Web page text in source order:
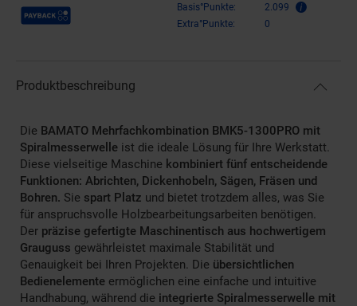
Payback Punkte Basis°Punkte:
2.099
Extra°Punkte:
0
Produktbeschreibung
Die BAMATO Mehrfachkombination BMK5-1300PRO mit
Spiralmesserwelle ist die ideale Lösung für Ihre Werkstatt.
Diese vielseitige Maschine kombiniert fünf entscheidende
Funktionen: Abrichten, Dickenhobeln, Sägen, Fräsen und
Bohren. Sie spart Platz und bietet trotzdem alles, was Sie
für anspruchsvolle Holzbearbeitungsarbeiten benötigen.
Der präzise gefertigte Maschinentisch aus hochwertigem
Grauguss gewährleistet maximale Stabilität und
Genauigkeit bei Ihren Projekten. Die übersichtlichen
Bedienelemente ermöglichen eine einfache und intuitive
Handhabung, während die integrierte Spiralmesserwelle mit